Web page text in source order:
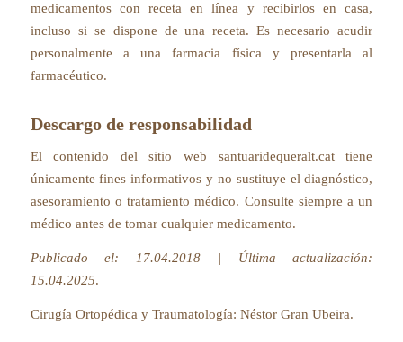
medicamentos con receta en línea y recibirlos en casa,
incluso si se dispone de una receta. Es necesario acudir
personalmente a una farmacia física y presentarla al
farmacéutico.
Descargo de responsabilidad
El contenido del sitio web santuaridequeralt.cat tiene
únicamente fines informativos y no sustituye el diagnóstico,
asesoramiento o tratamiento médico. Consulte siempre a un
médico antes de tomar cualquier medicamento.
Publicado el: 17.04.2018 | Última actualización:
15.04.2025.
Cirugía Ortopédica y Traumatología: Néstor Gran Ubeira.